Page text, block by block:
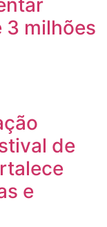
3 milhões
de
e